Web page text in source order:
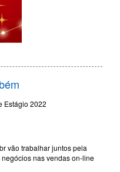
Estágio 2022
vão trabalhar juntos pela
nas vendas on-line